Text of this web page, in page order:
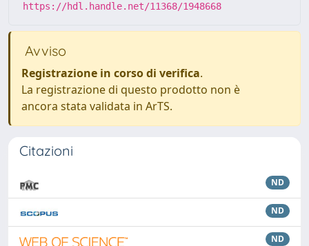
https://hdl.handle.net/11368/1948668
Avviso
Registrazione in corso di verifica.
La registrazione di questo prodotto non è
ancora stata validata in ArTS.
Citazioni
ND
ND
ND